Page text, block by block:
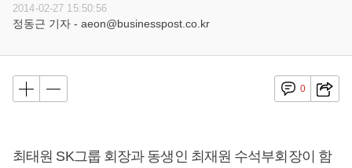
2014-02-27 15:50:56
정동근 기자 - aeon@businesspost.co.kr
0
최태원 SK그룹 회장과 동생인 최재원 수석부회장이 함